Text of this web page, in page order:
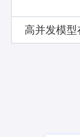
高并发模型